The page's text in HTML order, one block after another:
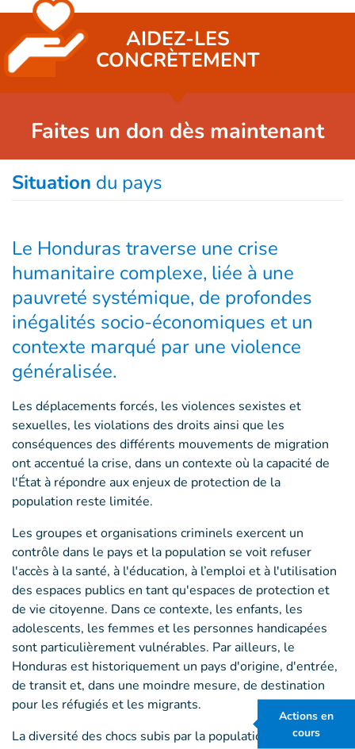
Actions en
cours
AIDEZ-LES
CONCRÈTEMENT
Faites un don dès maintenant
Situation du pays
Le Honduras traverse une crise
humanitaire complexe, liée à une
pauvreté systémique, de profondes
inégalités socio-économiques et un
contexte marqué par une violence
généralisée.
Les déplacements forcés, les violences sexistes et
sexuelles, les violations des droits ainsi que les
conséquences des différents mouvements de migration
ont accentué la crise, dans un contexte où la capacité de
l'État à répondre aux enjeux de protection de la
population reste limitée.
Les groupes et organisations criminels exercent un
contrôle dans le pays et la population se voit refuser
l'accès à la santé, à l'éducation, à l’emploi et à l'utilisation
des espaces publics en tant qu'espaces de protection et
de vie citoyenne. Dans ce contexte, les enfants, les
adolescents, les femmes et les personnes handicapées
sont particulièrement vulnérables. Par ailleurs, le
Honduras est historiquement un pays d'origine, d'entrée,
de transit et, dans une moindre mesure, de destination
pour les réfugiés et les migrants.
La diversité des chocs subis par la population a réduit la